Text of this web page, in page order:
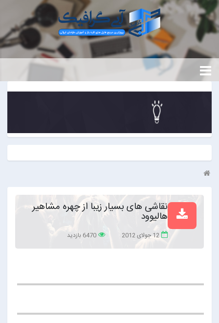
نقاشی های بسیار زیبا از چهره مشاهیر
هالیوود
12 جولای 2012 6470 بازدید